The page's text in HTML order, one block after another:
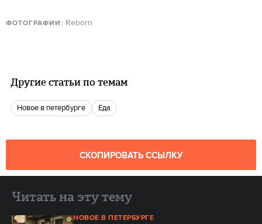
ФОТОГРАФИИ: Reborn
Другие статьи по темам
новое в петербурге еда
СКОПИРОВАТЬ ССЫЛКУ
Читать на эту тему
НОВОЕ В ПЕТЕРБУРГЕ